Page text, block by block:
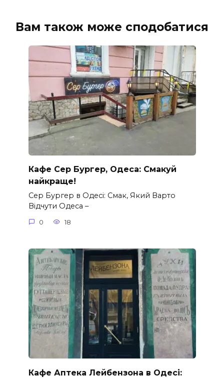
Вам також може сподобатися
Кафе Сер Бургер, Одеса: Смакуй
найкраще!
Сер Бургер в Одесі: Смак, Який Варто
Відчути Одеса –
0 18
Кафе Аптека Лейбензона в Одесі: